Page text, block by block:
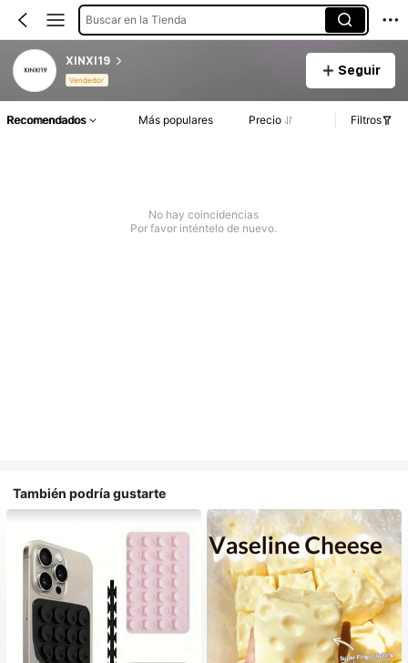
Buscar en la Tienda
XINXI19
Vendedor
Seguir
Recomendados Más populares Precio Filtros
No hay coincidencias
Por favor inténtelo de nuevo.
También podría gustarte